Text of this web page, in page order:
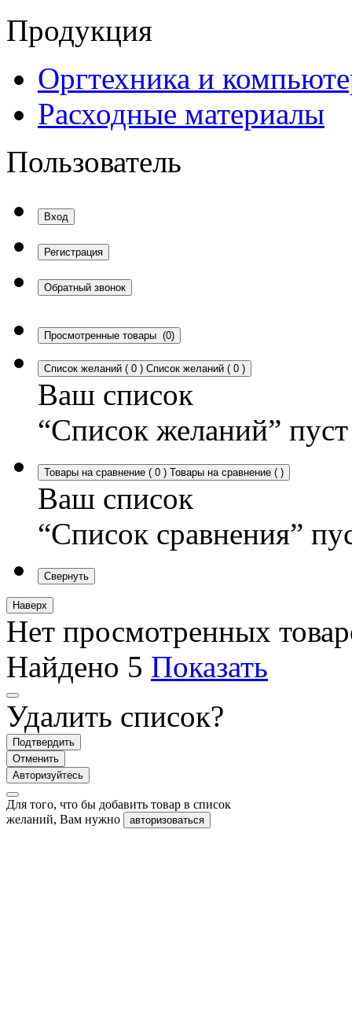
Продукция
Оргтехника и
Расходные материалы
Пользователь
Вход
Регистрация
Обратный звонок
Просмотренные товары (0)
Список желаний ( 0 ) Список желаний ( 0 )
Ваш список
“Список желаний” пуст
Товары на сравнение ( 0 ) Товары на сравнение ( )
Ваш список
“Список сравнения”
Свернуть
Наверх
Нет просмотренных
Найдено 5 Показать
Удалить список?
Подтвердить
Отменить
Авторизуйтесь
Для того, что бы добавить товар в список
желаний, Вам нужно
авторизоваться